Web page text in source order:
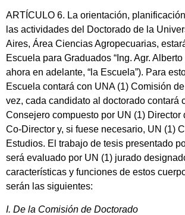
ARTÍCULO 6. La orientación,
las actividades del Doctorado de la
Aires, Área Ciencias Agropecuarias,
Escuela para Graduados “Ing. Agr.
ahora en adelante, “la Escuela”). Para
Escuela contará con UNA (1) Comisión
vez, cada candidato al doctorado contará
Consejero compuesto por UN (1) Director
Co-Director y, si fuese necesario, UN (1)
Estudios. El trabajo de tesis presentado
será evaluado por UN (1) jurado
características y funciones de estos
serán las siguientes:
I. De la Comisión de Doctorado